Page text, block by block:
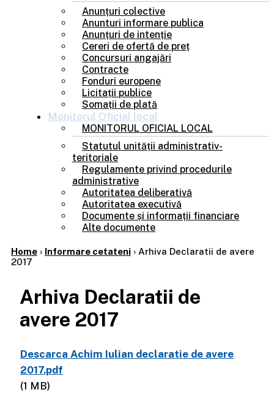
Anunțuri colective
Anunturi informare publica
Anunțuri de intenție
Cereri de ofertă de preț
Concursuri angajări
Contracte
Fonduri europene
Licitații publice
Somații de plată
Monitorul Oficial local
MONITORUL OFICIAL LOCAL
Statutul unității administrativ-
teritoriale
Regulamente privind procedurile
administrative
Autoritatea deliberativă
Autoritatea executivă
Documente și informații financiare
Alte documente
Home › Informare cetateni › Arhiva Declaratii de avere
2017
Arhiva Declaratii de
avere 2017
Descarca Achim Iulian declaratie de avere
2017.pdf
(1 MB)